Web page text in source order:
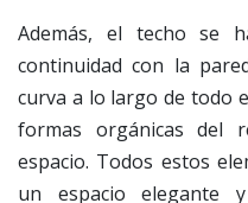
Además, el techo se
continuidad con la
curva a lo largo de todo
formas orgánicas del
espacio. Todos estos
un espacio elegante